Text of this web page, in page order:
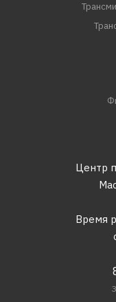
Центр
Время